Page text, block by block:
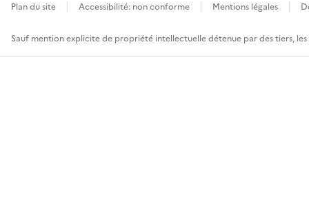
Plan du site Accessibilité: non conforme Mentions légales
Sauf mention explicite de propriété intellectuelle détenue par des tiers,